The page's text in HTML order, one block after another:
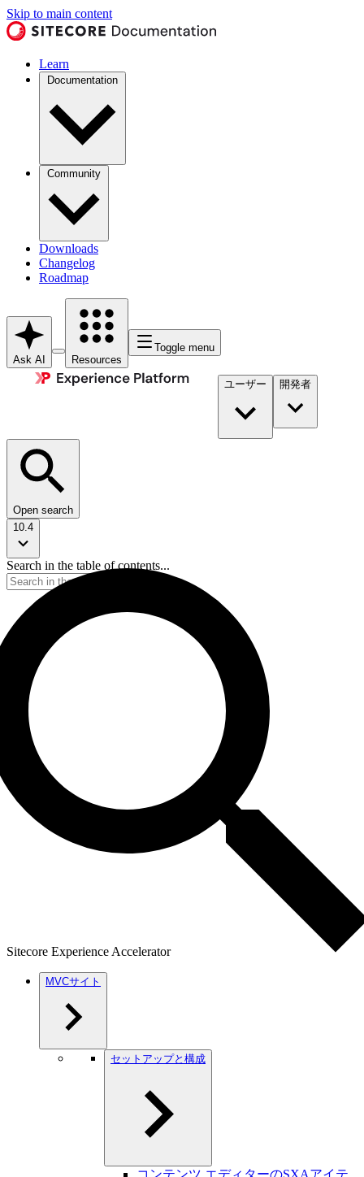
Skip to main content
Learn
Documentation
Community
Downloads
Changelog
Roadmap
Ask AI Resources
Toggle menu
ユーザー 開発者​
Open search
10.4
Search in the table of contents...
Sitecore Experience Accelerator
MVCサイト
セットアップと構成
コンテンツ エディターのSXAアイテ